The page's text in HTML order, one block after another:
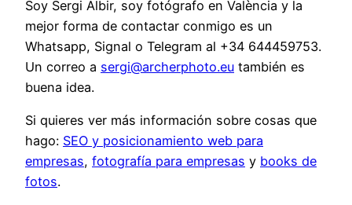
Soy Sergi Albir, soy fotógrafo en València y la
mejor forma de contactar conmigo es un
Whatsapp, Signal o Telegram al +34 644459753.
Un correo a sergi@archerphoto.eu también es
buena idea.
Si quieres ver más información sobre cosas que
hago: SEO y posicionamiento web para
empresas, fotografía para empresas y books de
fotos.